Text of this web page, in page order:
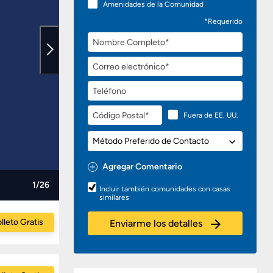
Amenidades de la Comunidad
*Requerido
Nombre
Completo
Correo
electrónico
Teléfono
Código
Postal
Fuera de EE. UU.
Método
Preferido
de
Contacto
Agregar Comentario
Preguntas
o
Comentarios
Incluir también comunidades con casas
similares
Enviarme los detalles
1/26
Gratis